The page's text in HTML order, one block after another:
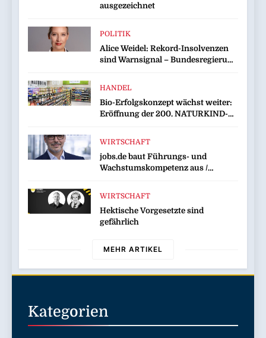
ausgezeichnet
POLITIK
Alice Weidel: Rekord-Insolvenzen
sind Warnsignal – Bundesregierung
HANDEL
Bio-Erfolgskonzept wächst weiter:
Eröffnung der 200. NATURKIND-
WIRTSCHAFT
jobs.de baut Führungs- und
Wachstumskompetenz aus /
Weiterentwicklung des
Stellenportals im Jobiqo-Netzwerk
WIRTSCHAFT
Hektische Vorgesetzte sind
gefährlich
MEHR ARTIKEL
Kategorien